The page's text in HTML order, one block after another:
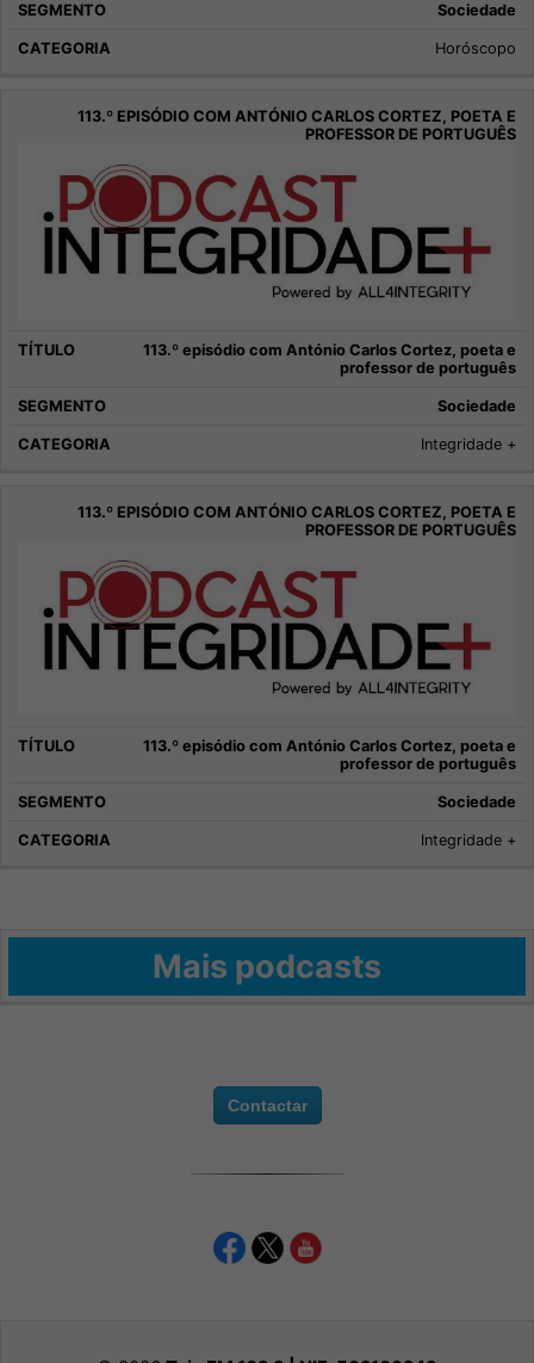
Sociedade
Horóscopo
113.º episódio com António Carlos Cortez, poeta e
professor de português
Sociedade
Integridade +
113.º episódio com António Carlos Cortez, poeta e
professor de português
Sociedade
Integridade +
Mais podcasts
Contactar